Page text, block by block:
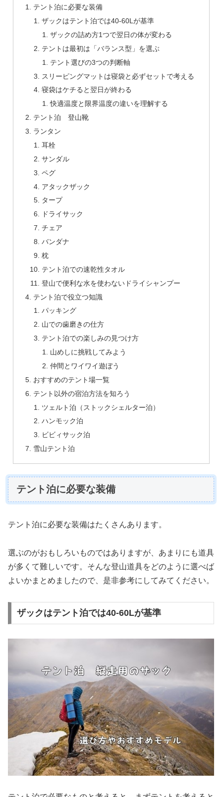
テント泊に必要な装備
ザックはテント泊では40-60Lが基準
ザックの詰め方1つで翌日の体が変わる
テントは最初は「バランス型」を選ぶ
テント選びの3つの判断軸
スリーピングマットは寝袋と必ずセットで考える
寝袋はケチると翌日が終わる
快適温度と限界温度の違いを理解する
テント泊 登山靴
ランタン
耳栓
サンダル
ペグ
アタックザック
タープ
ドライサック
チェア
バンダナ
枕
テント泊での速乾性タオル
登山で便利な水を使わないドライシャンプー
テント泊で役立つ知識
パッキング
山での歯磨きの仕方
テント泊での楽しみの見つけ方
山めしに挑戦してみよう
仲間とワイワイ遊ぼう
おすすめのテント場一覧
テント以外の宿泊方法を知ろう
ツェルト泊（ストックシェルター泊）
ハンモック泊
ビビィサック泊
雪山テント泊
テント泊に必要な装備
テント泊に必要な装備はたくさんあります。
選ぶのがおもしろいものではありますが、あまりにも道具
が多くて難しいです。そんな登山道具をどのように選べば
よいかまとめましたので、是非参考にしてみてください。
ザックはテント泊では40-60Lが基準